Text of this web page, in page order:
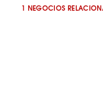
1 NEGOCIOS